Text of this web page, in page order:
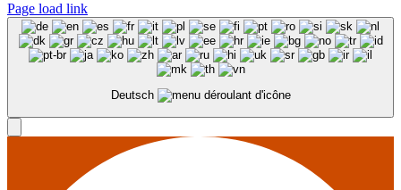
Page load link
Deutsch